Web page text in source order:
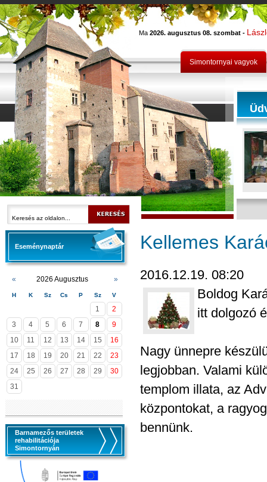
Ma 2026. augusztus 08. szombat -
Simontornyai vagyok
Eseménynaptár
« 2026 Augusztus »
H K Sz Cs P Sz V
1
2
3
4 5 6 7 8
9
10
11 12 13 14 15
16
17
18 19 20 21 22
23
24
25 26 27 28 29
30
31
Barnamezős területek
rehabilitációja
Simontornyán
Kellemes
2016.12.19. 08:20
Boldog
itt dolgozó
Nagy ünnepre
legjobban. Valami
templom illata, az
központokat, a
bennünk.